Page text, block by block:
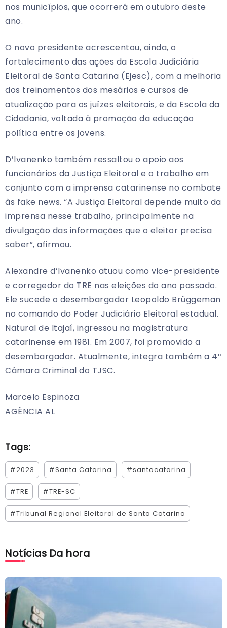
nos municípios, que ocorrerá em outubro deste
ano.
O novo presidente acrescentou, ainda, o
fortalecimento das ações da Escola Judiciária
Eleitoral de Santa Catarina (Ejesc), com a melhoria
dos treinamentos dos mesários e cursos de
atualização para os juízes eleitorais, e da Escola da
Cidadania, voltada à promoção da educação
política entre os jovens.
D’Ivanenko também ressaltou o apoio aos
funcionários da Justiça Eleitoral e o trabalho em
conjunto com a imprensa catarinense no combate
às fake news. “A Justiça Eleitoral depende muito da
imprensa nesse trabalho, principalmente na
divulgação das informações que o eleitor precisa
saber”, afirmou.
Alexandre d’Ivanenko atuou como vice-presidente
e corregedor do TRE nas eleições do ano passado.
Ele sucede o desembargador Leopoldo Brüggeman
no comando do Poder Judiciário Eleitoral estadual.
Natural de Itajaí, ingressou na magistratura
catarinense em 1981. Em 2007, foi promovido a
desembargador. Atualmente, integra também a 4ª
Câmara Criminal do TJSC.
Marcelo Espinoza
AGÊNCIA AL
Tags:
#2023 #Santa Catarina #santacatarina
#TRE #TRE-SC
#Tribunal Regional Eleitoral de Santa Catarina
Notícias Da hora